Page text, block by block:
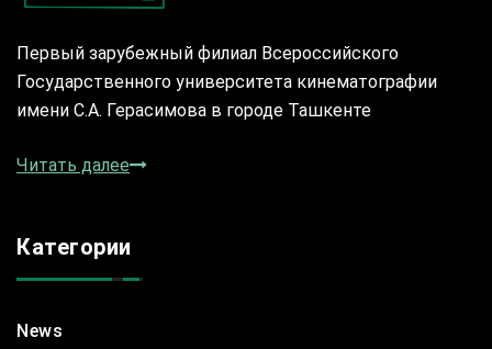
Первый зарубежный филиал Всероссийского
Государственного университета кинематографии
имени С.А. Герасимова в городе Ташкенте
Читать далее
Категории
News